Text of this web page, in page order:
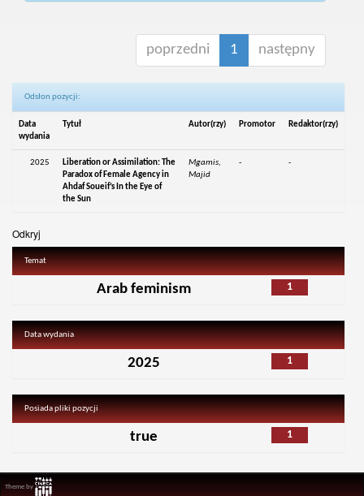
poprzedni 1 następny
Odsłon pozycji:
Data
wydania
Tytuł Autor(rzy) Promotor Redaktor(rzy)
2025
Liberation or Assimilation: The
Paradox of Female Agency in
Ahdaf Soueif’s In the Eye of
the Sun
Mgamis,
Majid
- -
Odkryj
Temat
1
Arab feminism
Data wydania
1
2025
Posiada pliki pozycji
1
true
Theme by